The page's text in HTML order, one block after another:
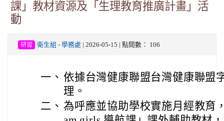
課」教材資源及「生理教育推廣計畫」活
動
研習 衛生組 - 學務處 | 2026-05-15 | 點閱數： 106
一、 依據台灣健康聯盟台灣健康聯盟
理。
二、 為呼應並協助學校實施月經教育